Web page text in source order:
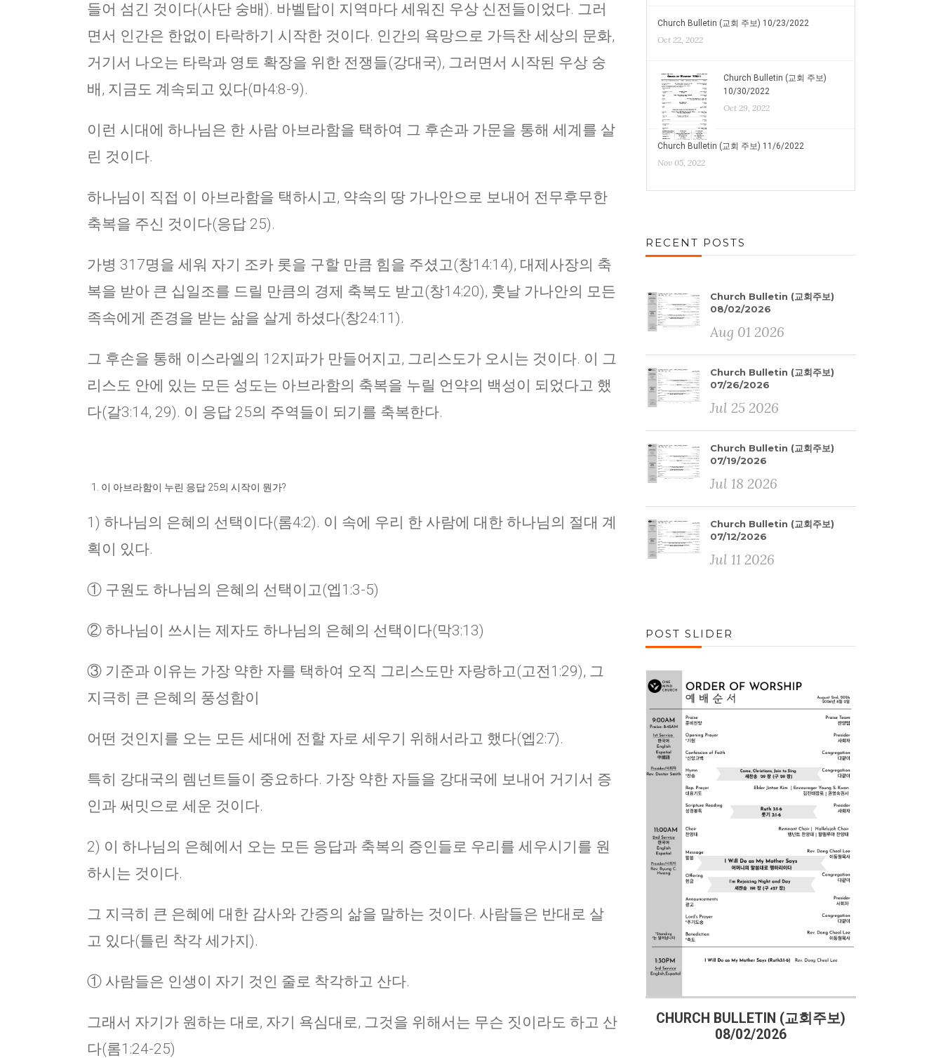
들어 섬긴 것이다(사단 숭배). 바벨탑이 지역마다 세워진 우상 신전들이었다. 그러
면서 인간은 한없이 타락하기 시작한 것이다. 인간의 욕망으로 가득찬 세상의 문화,
거기서 나오는 타락과 영토 확장을 위한 전쟁들(강대국), 그러면서 시작된 우상 숭
배, 지금도 계속되고 있다(마4:8-9).
이런 시대에 하나님은 한 사람 아브라함을 택하여 그 후손과 가문을 통해 세계를 살
린 것이다.
하나님이 직접 이 아브라함을 택하시고, 약속의 땅 가나안으로 보내어 전무후무한
축복을 주신 것이다(응답 25).
가병 317명을 세워 자기 조카 롯을 구할 만큼 힘을 주셨고(창14:14), 대제사장의 축
복을 받아 큰 십일조를 드릴 만큼의 경제 축복도 받고(창14:20), 훗날 가나안의 모든
족속에게 존경을 받는 삶을 살게 하셨다(창24:11).
그 후손을 통해 이스라엘의 12지파가 만들어지고, 그리스도가 오시는 것이다. 이 그
리스도 안에 있는 모든 성도는 아브라함의 축복을 누릴 언약의 백성이 되었다고 했
다(갈3:14, 29). 이 응답 25의 주역들이 되기를 축복한다.
이 아브라함이 누린 응답 25의 시작이 뭔가?
1) 하나님의 은혜의 선택이다(롬4:2). 이 속에 우리 한 사람에 대한 하나님의 절대 계
획이 있다.
① 구원도 하나님의 은혜의 선택이고(엡1:3-5)
② 하나님이 쓰시는 제자도 하나님의 은혜의 선택이다(막3:13)
③ 기준과 이유는 가장 약한 자를 택하여 오직 그리스도만 자랑하고(고전1:29), 그
지극히 큰 은혜의 풍성함이
어떤 것인지를 오는 모든 세대에 전할 자로 세우기 위해서라고 했다(엡2:7).
특히 강대국의 렘넌트들이 중요하다. 가장 약한 자들을 강대국에 보내어 거기서 증
인과 써밋으로 세운 것이다.
2) 이 하나님의 은혜에서 오는 모든 응답과 축복의 증인들로 우리를 세우시기를 원
하시는 것이다.
그 지극히 큰 은혜에 대한 감사와 간증의 삶을 말하는 것이다. 사람들은 반대로 살
고 있다(틀린 착각 세가지).
① 사람들은 인생이 자기 것인 줄로 착각하고 산다.
그래서 자기가 원하는 대로, 자기 욕심대로, 그것을 위해서는 무슨 짓이라도 하고 산
다(롬1:24-25)
Church Bulletin (교회 주보) 10/23/2022
Oct 22, 2022
Church Bulletin (교회 주보)
10/30/2022
Oct 29, 2022
Church Bulletin (교회 주보) 11/6/2022
Nov 05, 2022
RECENT POSTS
Church Bulletin (교회주보)
08/02/2026
Aug 01 2026
Church Bulletin (교회주보)
07/26/2026
Jul 25 2026
Church Bulletin (교회주보)
07/19/2026
Jul 18 2026
Church Bulletin (교회주보)
07/12/2026
Jul 11 2026
POST SLIDER
CHURCH BULLETIN (교회주보)
07/19/2026
CHURCH BULLETIN (교회주보)
08/02/2026